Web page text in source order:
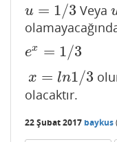
u = 1/3
u=1/ 3 Veya
ex = 1/3
ex =1/ 3
x = ln1/3
x= ln 1/3
olacaktır.
22 Şubat 2017 baykus(